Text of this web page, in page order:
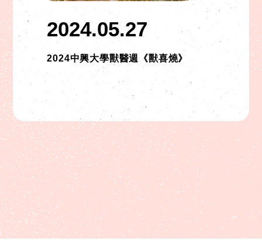
2024.05.27
2024中興大學獸醫週《獸喜燒》